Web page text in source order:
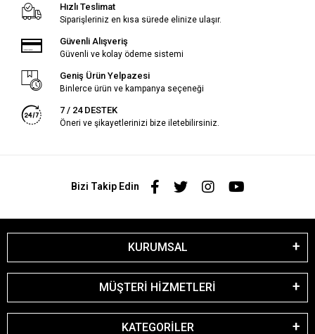
Hızlı Teslimat
Siparişleriniz en kısa sürede elinize ulaşır.
Güvenli Alışveriş
Güvenli ve kolay ödeme sistemi
Geniş Ürün Yelpazesi
Binlerce ürün ve kampanya seçeneği
7 / 24 DESTEK
Öneri ve şikayetlerinizi bize iletebilirsiniz.
Bizi Takip Edin
KURUMSAL
MÜŞTERİ HİZMETLERİ
KATEGORİLER